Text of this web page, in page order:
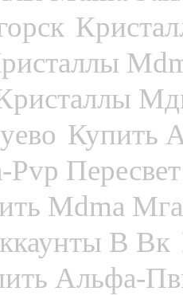
Купить
Пересвет
Mdma Мга
В Вк
Альфа-